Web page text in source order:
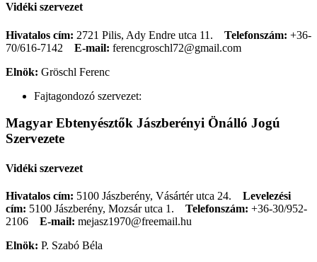
Vidéki szervezet
Hivatalos cím: 2721 Pilis, Ady Endre utca 11. Telefonszám: +36-
70/616-7142
E-mail: ferencgroschl72@gmail.com
Elnök: Gröschl Ferenc
Fajtagondozó szervezet:
Magyar Ebtenyésztők Jászberényi Önálló Jogú
Szervezete
Vidéki szervezet
Hivatalos cím: 5100 Jászberény, Vásártér utca 24. Levelezési
cím: 5100 Jászberény, Mozsár utca 1. Telefonszám: +36-30/952-
2106
E-mail: mejasz1970@freemail.hu
Elnök: P. Szabó Béla